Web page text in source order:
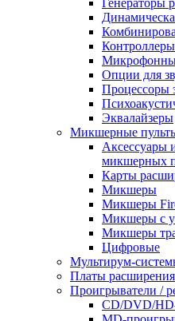
Генераторы
Опции для
Процессоры
Эквалайзеры
Микшерные
Аксессуары
микшерных
Карты
Микшеры
Микшеры
Микшеры с
Микшеры
Цифровые
Мультирум-
Платы расширения
Проигрыватели /
CD/DVD/